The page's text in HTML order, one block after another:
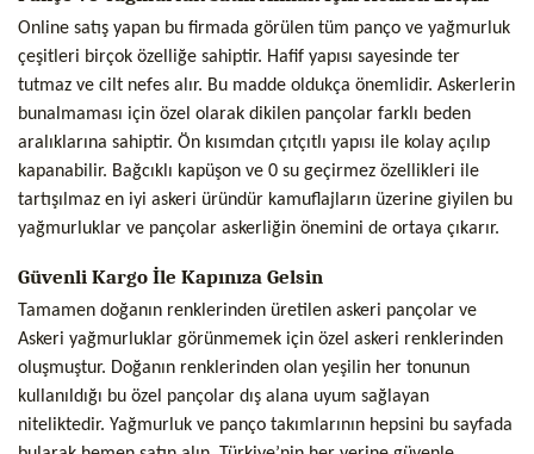
Online satış yapan bu firmada görülen tüm panço ve yağmurluk
çeşitleri birçok özelliğe sahiptir. Hafif yapısı sayesinde ter
tutmaz ve cilt nefes alır. Bu madde oldukça önemlidir. Askerlerin
bunalmaması için özel olarak dikilen pançolar farklı beden
aralıklarına sahiptir. Ön kısımdan çıtçıtlı yapısı ile kolay açılıp
kapanabilir. Bağcıklı kapüşon ve 0 su geçirmez özellikleri ile
tartışılmaz en iyi askeri üründür kamuflajların üzerine giyilen bu
yağmurluklar ve pançolar askerliğin önemini de ortaya çıkarır.
Güvenli Kargo İle Kapınıza Gelsin
Tamamen doğanın renklerinden üretilen askeri pançolar ve
Askeri yağmurluklar görünmemek için özel askeri renklerinden
oluşmuştur. Doğanın renklerinden olan yeşilin her tonunun
kullanıldığı bu özel pançolar dış alana uyum sağlayan
niteliktedir. Yağmurluk ve panço takımlarının hepsini bu sayfada